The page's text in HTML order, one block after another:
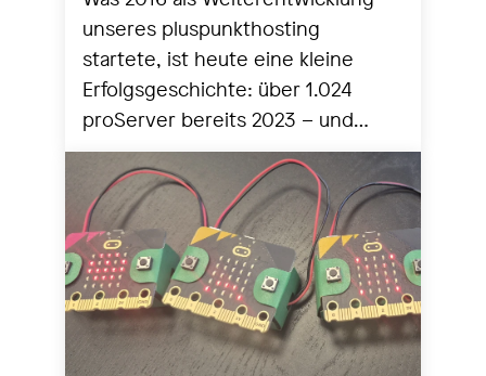
unseres pluspunkthosting
startete, ist heute eine kleine
Erfolgsgeschichte: über 1.024
proServer bereits 2023 – und
seither stetig mehr. Zeit für einen
Blick zurück und nach vorne.